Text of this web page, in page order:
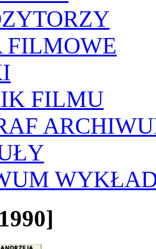
FILMOWE
FILMU